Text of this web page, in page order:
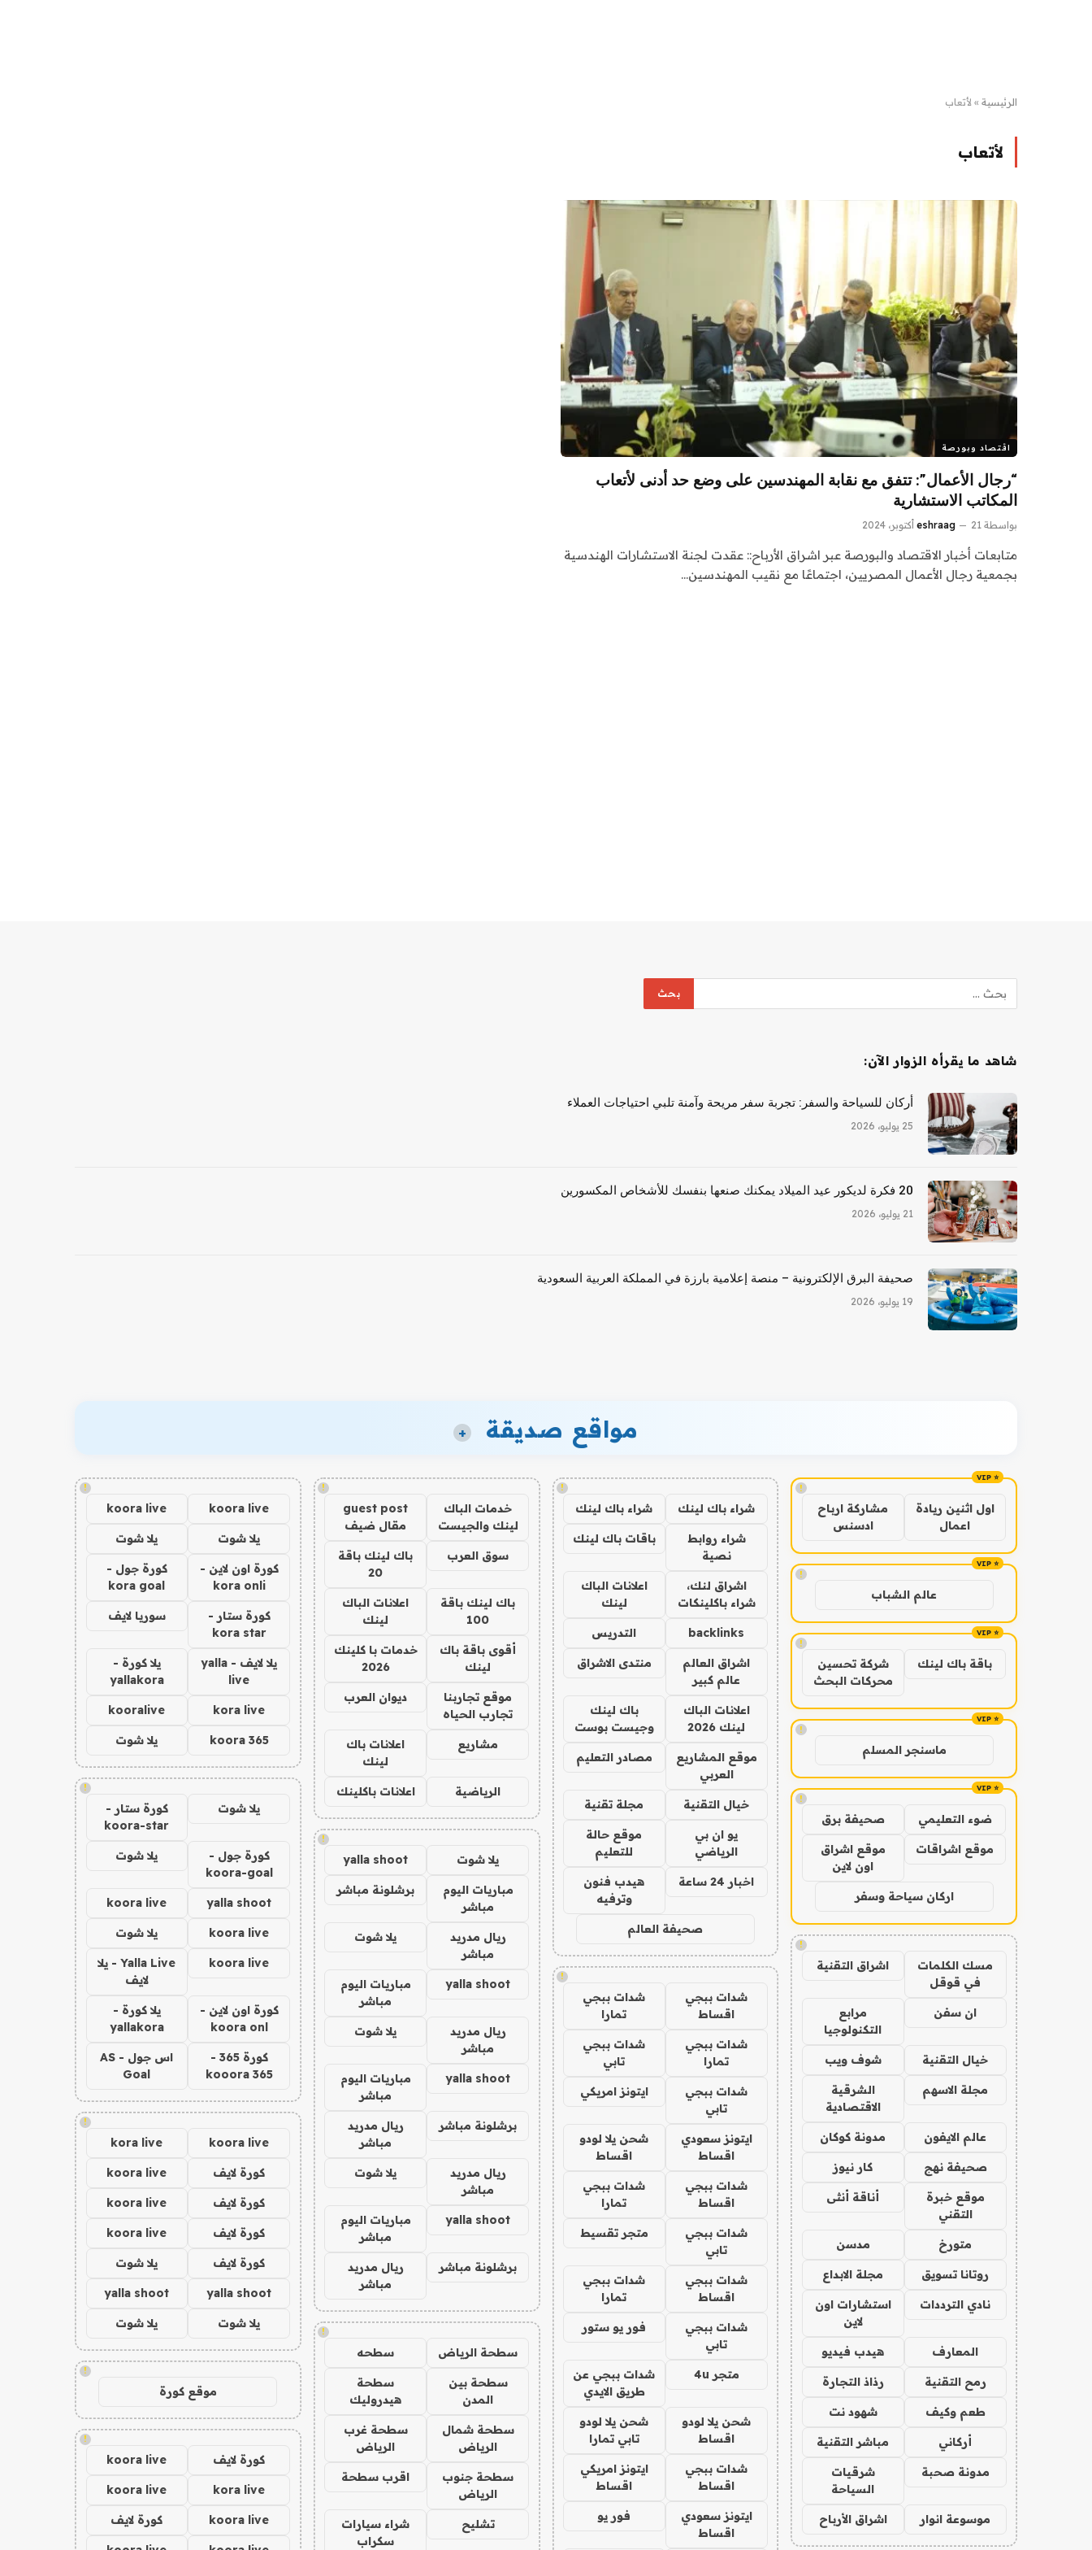
الرئيسية » لأتعاب
لأتعاب
اقتصاد وبورصة
“رجال الأعمال”: تتفق مع نقابة المهندسين على وضع حد أدنى لأتعاب
المكاتب الاستشارية
بواسطة eshraag 21 أكتوبر، 2024
متابعات أخبار الاقتصاد والبورصة عبر اشراق الأرباح:: عقدت لجنة الاستشارات الهندسية
بجمعية رجال الأعمال المصريين، اجتماعًا مع نقيب المهندسين…
شاهد ما يقرأه الزوار الآن:
أركان للسياحة والسفر: تجربة سفر مريحة وآمنة تلبي احتياجات العملاء
25 يوليو، 2026
20 فكرة لديكور عيد الميلاد يمكنك صنعها بنفسك للأشخاص المكسورين
21 يوليو، 2026
صحيفة البرق الإلكترونية – منصة إعلامية بارزة في المملكة العربية السعودية
19 يوليو، 2026
مواقع صديقة +
!
اول اثنين ريادة
اعمال
مشاركة ارباح
ادسنس
!
عالم الشباب
!
باقة باك لينك
شركة تحسين
محركات البحث
!
ماسنجر المسلم
!
ضوء التعليمي صحيفة برق
موقع اشراقات
موقع اشراق
اون لاين
اركان سياحة وسفر
!
مسك الكلمات
في قوقل
اشراق التقنية
ان سفن
مرابع
التكنولوجيا
خيال التقنية شوف ويب
مجلة الاسهم
الشرقية
الاقتصادية
عالم الايفون مدونة كوكان
صحيفة نهج كار نيوز
موقع خبرة
التقني
أناقة أنثى
متورخ مدسن
روتانا تسويق مجلة الابداع
نادي الترددات
استشارات اون
لاين
المعارف هيدب فيديو
رمح التقنية رذاذ التجارة
طعم وكيف شهود نت
أركاني مباشر التقنية
مدونة صحبة
شرقيات
السياحة
موسوعة انوار اشراق الأرباح
!
شراء باك لينك شراء باك لينك
شراء روابط
نصية
باقات باك لينك
اشراق لنك،
شراء باكلينكات
اعلانات الباك
لينك
backlinks التدريس
اشراق العالم
عالم كبير
منتدى الاشراق
اعلانات الباك
لينك 2026
باك لينك
وجيست بوست
موقع المشاريع
العربي
مصادر التعليم
خيال التقنية مجلة تقنية
يو ان بي
الرياضي
موقع حالة
للتعليم
اخبار 24 ساعة
هيدب فنون
وترفيه
صحيفة العالم
!
شدات ببجي
اقساط
شدات ببجي
تمارا
شدات ببجي
تمارا
شدات ببجي
تابي
شدات ببجي
تابي
ايتونز امريكي
ايتونز سعودي
اقساط
شحن يلا لودو
اقساط
شدات ببجي
اقساط
شدات ببجي
تمارا
شدات ببجي
تابي
متجر تقسيط
شدات ببجي
اقساط
شدات ببجي
تمارا
شدات ببجي
تابي
فور يو ستور
متجر 4u
شدات ببجي عن
طريق الايدي
شحن يلا لودو
اقساط
شحن يلا لودو
تابي تمارا
شدات ببجي
اقساط
ايتونز امريكي
اقساط
ايتونز سعودي
اقساط
فور يو
!
خدمات الباك
لينك والجيست
guest post
مقال ضيف
سوق العرب
باك لينك باقة
20
باك لينك باقة
100
اعلانات الباك
لينك
أقوى باقة باك
لينك
خدمات با كلينك
2026
موقع تجاربنا
تجارب الحياه
ديوان العرب
مشاريع
اعلانات باك
لينك
الرياضية اعلانات باكلينك
!
يلا شوت yalla shoot
مباريات اليوم
مباشر
برشلونة مباشر
ريال مدريد
مباشر
يلا شوت
yalla shoot
مباريات اليوم
مباشر
ريال مدريد
مباشر
يلا شوت
yalla shoot
مباريات اليوم
مباشر
برشلونة مباشر
ريال مدريد
مباشر
ريال مدريد
مباشر
يلا شوت
yalla shoot
مباريات اليوم
مباشر
برشلونة مباشر
ريال مدريد
مباشر
!
سطحة الرياض سطحه
سطحة بين
المدن
سطحة
هيدروليك
سطحة شمال
الرياض
سطحة غرب
الرياض
سطحة جنوب
الرياض
اقرب سطحة
تشليح
شراء سيارات
سكراب
!
koora live
koora live
يلا شوت يلا شوت
كورة اون لاين -
kora onli
كورة جول -
kora goal
كورة ستار -
kora star
سوريا لايف
يلا لايف - yalla
live
يلا كورة -
yallakora
kora live
kooralive
koora 365 يلا شوت
!
يلا شوت
كورة ستار -
koora-star
كورة جول -
koora-goal
يلا شوت
yalla shoot
koora live
koora live يلا شوت
koora live
Yalla Live - يلا
لايف
كورة اون لاين -
koora onl
يلا كورة -
yallakora
كورة 365 -
kooora 365
اس جول - AS
Goal
!
koora live
kora live
كورة لايف koora live
كورة لايف koora live
كورة لايف koora live
كورة لايف يلا شوت
yalla shoot
yalla shoot
يلا شوت يلا شوت
!
موقع كورة
!
كورة لايف koora live
kora live
koora live
koora live كورة لايف